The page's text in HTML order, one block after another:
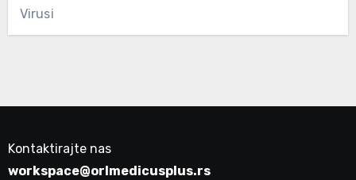
Virusi
Kontaktirajte nas
workspace@orlmedicusplus.rs